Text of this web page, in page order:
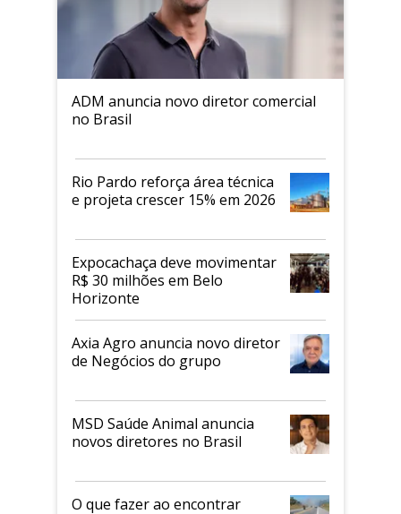
ADM anuncia novo diretor comercial
no Brasil
Rio Pardo reforça área técnica
e projeta crescer 15% em 2026
Expocachaça deve movimentar
R$ 30 milhões em Belo
Horizonte
Axia Agro anuncia novo diretor
de Negócios do grupo
MSD Saúde Animal anuncia
novos diretores no Brasil
O que fazer ao encontrar